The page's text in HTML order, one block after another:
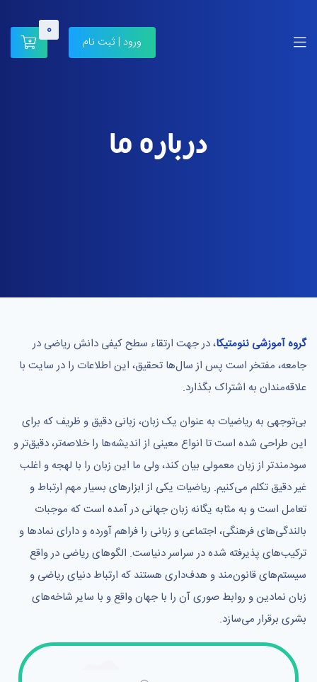
ورود | ثبت نام
0
درباره ما
گروه آموزشی ننومتیکا، در جهت ارتقاء سطح کیفی دانش ریاضی در
جامعه، مفتخر است پس از سال‌ها تحقیق، این اطلاعات را در سایت با
علاقه‌مندان به اشتراک بگذارد.
بی‌توجهی به ریاضیات به عنوان یک زبان، زبانی دقیق و ظریف که برای
این طراحی شده است تا انواع معینی از اندیشه‌ها را خلاصه‌تر، دقیق‌تر و
سودمندتر از زبان معمولی بیان کند، ولی ما این زبان را با لهجه و اغلب
غیر دقیق تکلم می‌کنیم. ریاضیات یکی از ابزارهای بسیار مهم ارتباط و
تعامل است و به مثابه یگانه زبان جهانی در آمده است که موجبات
بالندگی‌های فرهنگی، اجتماعی و زبانی را فراهم آورده و دارای نمادها و
ترکیب‌های پذیرفته شده در سراسر دنیاست. الگوهای ریاضی در واقع
سیستم‌های قانون‌مند و هدف‌داری هستند که ارتباط دنیای ریاضی و
زبان نمادین و روابط صوری آن را با جهان واقع و با سایر شاخه‌های
بشری برقرار می‌سازد.